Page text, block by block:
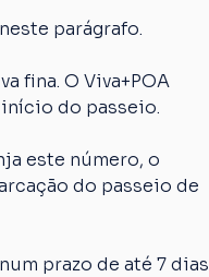
parágrafo.
fina. O Viva+POA
do passeio.
este número, o
do passeio de
prazo de até 7 dias